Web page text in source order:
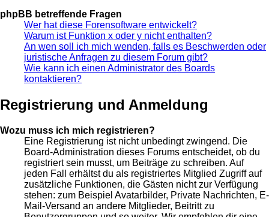
phpBB betreffende Fragen
Wer hat diese Forensoftware entwickelt?
Warum ist Funktion x oder y nicht enthalten?
An wen soll ich mich wenden, falls es Beschwerden oder
juristische Anfragen zu diesem Forum gibt?
Wie kann ich einen Administrator des Boards
kontaktieren?
Registrierung und Anmeldung
Wozu muss ich mich registrieren?
Eine Registrierung ist nicht unbedingt zwingend. Die
Board-Administration dieses Forums entscheidet, ob du
registriert sein musst, um Beiträge zu schreiben. Auf
jeden Fall erhältst du als registriertes Mitglied Zugriff auf
zusätzliche Funktionen, die Gästen nicht zur Verfügung
stehen: zum Beispiel Avatarbilder, Private Nachrichten, E-
Mail-Versand an andere Mitglieder, Beitritt zu